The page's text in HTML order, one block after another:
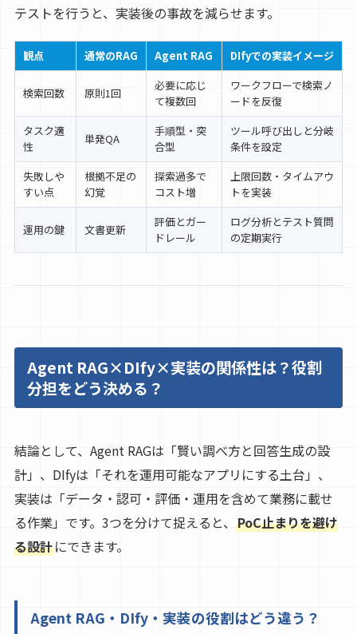
テストを行うと、実装後の事故を減らせます。
観点 通常のRAG Agent RAG DIfyでの実装イメージ
検索回数 原則1回
必要に応じ
て複数回
ワークフローで検索ノ
ードを反復
タスク適
性
単発QA
手順型・突
合型
ツール呼び出しと分岐
条件を設定
失敗しや
すい点
根拠不足の
幻覚
探索過多で
コスト増
上限回数・タイムアウ
トを実装
運用の鍵 文書更新
評価とガー
ドレール
ログ分析とテスト質問
の定期実行
Agent RAG×DIfy×実装の関係性は？役割
分担をどう決める？
結論として、Agent RAGは「賢い調べ方と回答生成の設
計」、DIfyは「それを運用可能なアプリにする土台」、
実装は「データ・認可・評価・運用を含めて業務に載せ
る作業」です。3つを分けて捉えると、 PoC止まりを避け
る設計にできます。
Agent RAG・DIfy・実装の役割はどう違う？